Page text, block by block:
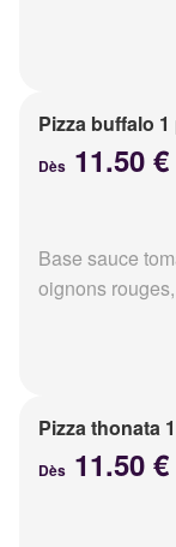
Pizza buffalo
Dès 11.50 €
Base sauce
oignons
Pizza thonata
Dès 11.50 €